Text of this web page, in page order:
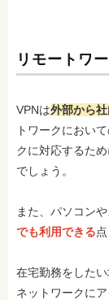
リモートワ
VPNは外部から
トワークにおい
クに対応するた
でしょう。
また、パソコン
でも利用できる
在宅勤務をした
ネットワークに